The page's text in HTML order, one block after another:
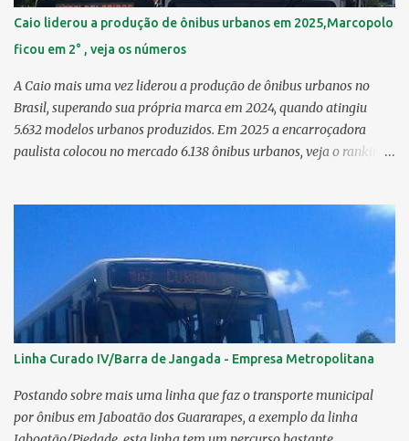
3,26 km² 17º Dois Unidos 3,12 km² 18...
Caio liderou a produção de ônibus urbanos em 2025,Marcopolo
ficou em 2° , veja os números
A Caio mais uma vez liderou a produção de ônibus urbanos no
Brasil, superando sua própria marca em 2024, quando atingiu
5.632 modelos urbanos produzidos. Em 2025 a encarroçadora
paulista colocou no mercado 6.138 ônibus urbanos, veja o ranking
Ônibus , a Volare, que não faz parte da associação, fabricou neste
ano, 327 modelos urbanos. O que aconteceu com a Comil ? A Comil
vem de um processo de recuperação judicial e fechamento de filial,
o que em 2025 fez com que a encarroçadora só produzisse 16
unidades de ônibus urbanos, a empresa têm mantido o foco em
rodoviários, ficando em segundo lugar na produção, perdendo
apenas para a Marcopolo. O último modelo urbano lançado pela
Comil foi o Svelto BRS 2019. Em solo pernambucano uma das
últimas aquis...
Linha Curado IV/Barra de Jangada - Empresa Metropolitana
Postando sobre mais uma linha que faz o transporte municipal
por ônibus em Jaboatão dos Guararapes, a exemplo da linha